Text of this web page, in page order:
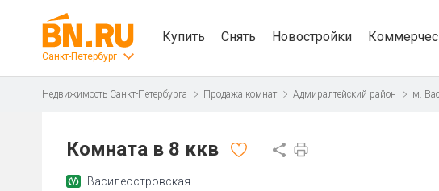
Санкт-Петербург
Купить Снять Новостройки
Недвижимость Санкт-Петербурга Продажа комнат Адмиралтейский район м.
Комната в 8 ккв
Василеостровская